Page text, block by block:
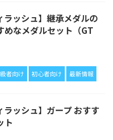
ラッシュ】継承メダルの
めなメダルセット（GT
者向け 初心者向け 最新情報
ラッシュ】ガープ おすす
ト